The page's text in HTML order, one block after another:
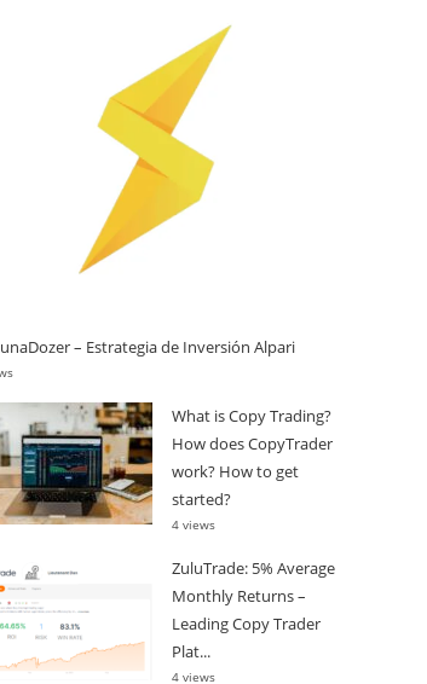
– Estrategia de Inversión Alpari
What is Copy Trading?
How does CopyTrader
work? How to get
started?
4 views
ZuluTrade: 5% Average
Monthly Returns –
Leading Copy Trader
Plat...
4 views